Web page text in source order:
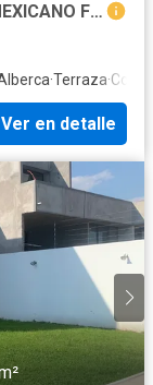
OPORTUNIDAD RESIDENCIA ESTILO MEXICANO FRACC REAL DE TETELA
·Terraza·
Ver en detalle